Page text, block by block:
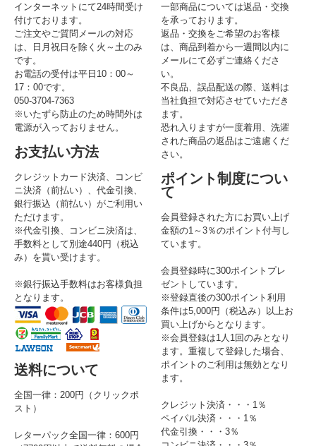
インターネットにて24時間受け
付けております。
ご注文やご質問メールの対応
は、日月祝日を除く火～土のみ
です。
お電話の受付は平日10：00～
17：00です。
050-3704-7363
※いたずら防止のため時間外は
電源が入っておりません。
お支払い方法
クレジットカード決済、コンビ
ニ決済（前払い）、代金引換、
銀行振込（前払い）がご利用い
ただけます。
※代金引換、コンビニ決済は、
手数料として別途440円（税込
み）を貰い受けます。
※銀行振込手数料はお客様負担
となります。
送料について
全国一律：200円（クリックポ
スト）
レターパック全国一律：600円
一部商品については返品・交換
を承っております。
返品・交換をご希望のお客様
は、商品到着から一週間以内に
メールにて必ずご連絡くださ
い。
不良品、誤品配送の際、送料は
当社負担で対応させていただき
ます。
恐れ入りますが一度着用、洗濯
された商品の返品はご遠慮くだ
さい。
ポイント制度につい
て
会員登録された方にお買い上げ
金額の1～3％のポイント付与し
ています。
会員登録時に300ポイントプレ
ゼントしています。
※登録直後の300ポイント利用
条件は5,000円（税込み）以上お
買い上げからとなります。
※会員登録は1人1回のみとなり
ます。重複して登録した場合、
ポイントのご利用は無効となり
ます。
クレジット決済・・・1％
ペイパル決済・・・1％
代金引換・・・3％